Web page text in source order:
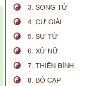
3. SONG TỬ
4. CỰ GIẢI
5. SƯ TỬ
6. XỬ NỮ
7. THIÊN BÌNH
8. BÒ CẠP